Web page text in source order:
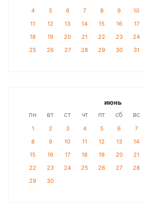
4
5 6 7 8 9
10
11
12 13 14 15 16
17
18
19 20 21 22 23
24
25
26 27 28 29 30 31
июнь
пн
вт ст чт пт сб вс
1 2 3 4 5 6
7
8
9 10 11 12 13
14
15
16 17 18 19 20
21
22
23 24 25 26 27
28
29
30